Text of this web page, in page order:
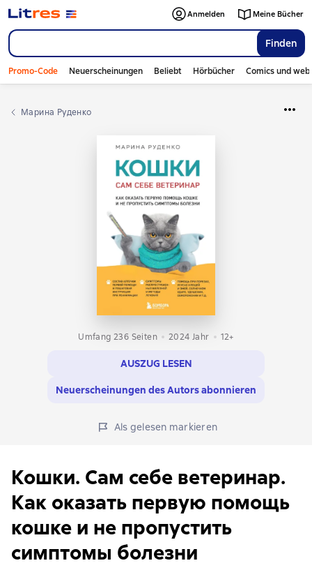
Finden
Anmelden Meine Bücher
Promo-Code Neuerscheinungen Beliebt Hörbücher Comics und
Марина Руденко
Umfang 236 Seiten 2024 Jahr 12+
AUSZUG LESEN
Neuerscheinungen des Autors abonnieren
Als gelesen markieren
Кошки. Сам себе ветеринар.
Как оказать первую помощь
кошке и не пропустить
симптомы болезни